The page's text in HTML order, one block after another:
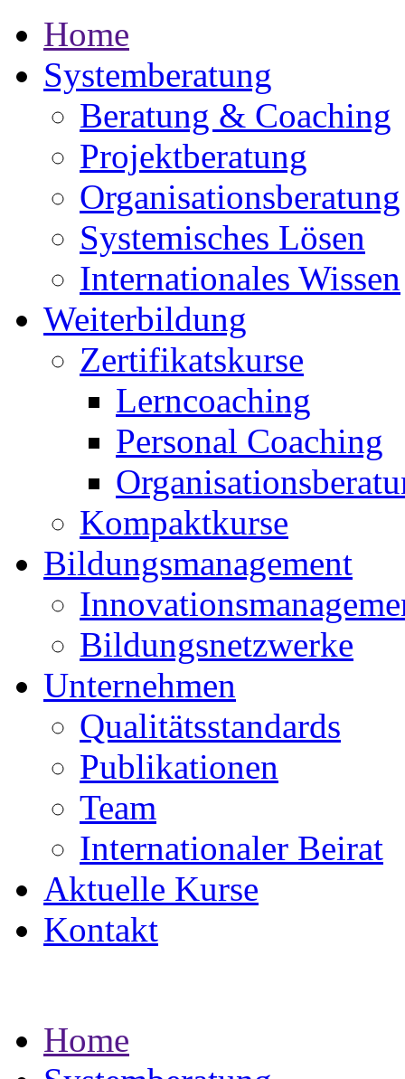
Home
Systemberatung
Beratung & Coaching
Projektberatung
Organisationsberatung
Systemisches Lösen
Internationales Wissen
Weiterbildung
Zertifikatskurse
Lerncoaching
Personal Coaching
Kompaktkurse
Bildungsmanagement
Bildungsnetzwerke
Unternehmen
Qualitätsstandards
Publikationen
Team
Internationaler Beirat
Aktuelle Kurse
Kontakt
Home